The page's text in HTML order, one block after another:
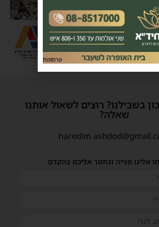
בשבילנו? רוצים לשאול אותנו
שאלה?
אלינו פנייה ונחזור אליכם בהקדם
פרסומת